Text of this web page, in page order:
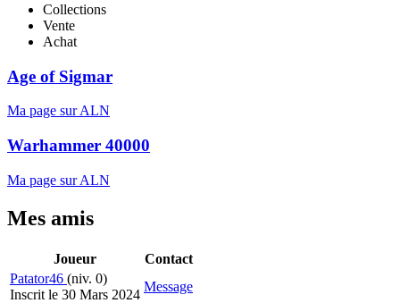
Collections
Vente
Achat
Age of Sigmar
Ma page sur ALN
Warhammer 40000
Ma page sur ALN
Mes amis
Joueur
Contact
Patator46 (niv. 0)
Inscrit le 30 Mars 2024
Message